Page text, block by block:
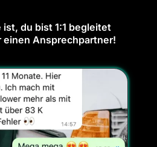
ist, du bist 1:1 begleitet
einen Ansprechpartner!